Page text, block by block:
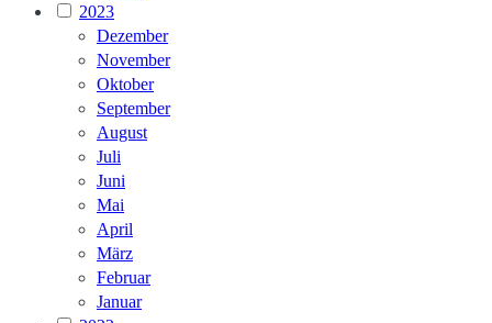
2023
Dezember
November
Oktober
September
August
Juli
Juni
Mai
April
März
Februar
Januar